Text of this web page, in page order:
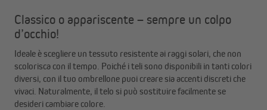
Classico o appariscente – sempre un colpo
d’occhio!
Ideale è scegliere un tessuto resistente ai raggi solari, che non
scolorisca con il tempo. Poiché i teli sono disponibili in tanti colori
diversi, con il tuo ombrellone puoi creare sia accenti discreti che
vivaci. Naturalmente, il telo si può sostituire facilmente se
desideri cambiare colore.